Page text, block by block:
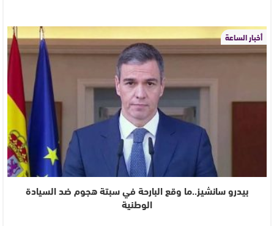
أخبار الساعة
بيدرو سانشيز..ما وقع البارحة في سبتة هجوم ضد السيادة
الوطنية